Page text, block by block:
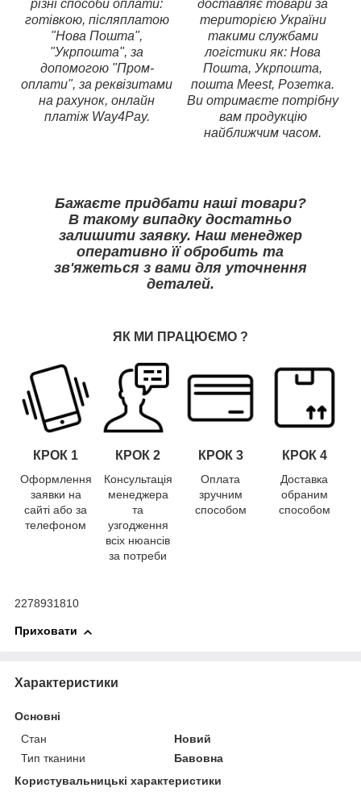
різні способи оплати:
готівкою, післяплатою
"Нова Пошта",
"Укрпошта", за
допомогою "Пром-
оплати", за реквізитами
на рахунок, онлайн
платіж Way4Pay.
доставляє товари за
територією України
такими службами
логістики як: Нова
Пошта, Укрпошта,
пошта Meest, Розетка.
Ви отримаєте потрібну
вам продукцію
найближчим часом.
Бажаєте придбати наші товари?
В такому випадку достатньо
залишити заявку. Наш менеджер
оперативно її обробить та
зв'яжеться з вами для уточнення
деталей.
ЯК МИ ПРАЦЮЄМО ?
КРОК 1 КРОК 2 КРОК 3 КРОК 4
Оформлення
заявки на
сайті або за
телефоном
Консультація
менеджера
та
узгодження
всіх нюансів
за потреби
Оплата
зручним
способом
Доставка
обраним
способом
2278931810
Приховати
Характеристики
Основні
Стан
Новий
Тип тканини
Бавовна
Користувальницькі характеристики